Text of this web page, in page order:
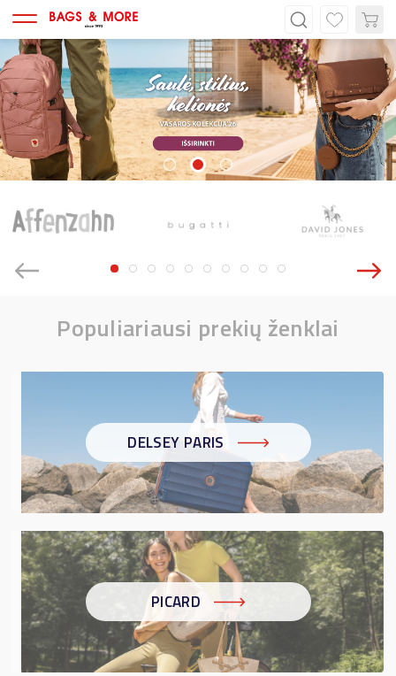
Populiariausi prekių ženklai
DELSEY PARIS
PICARD